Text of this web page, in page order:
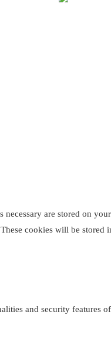
are stored on
cookies will be
and security features